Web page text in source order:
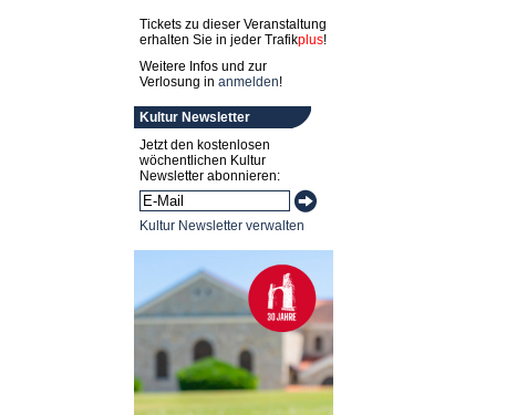
Tickets zu dieser Veranstaltung
erhalten Sie in jeder Trafikplus!
Weitere Infos und zur
Verlosung in anmelden!
Kultur Newsletter
Jetzt den kostenlosen
wöchentlichen Kultur
Newsletter abonnieren:
Kultur Newsletter verwalten